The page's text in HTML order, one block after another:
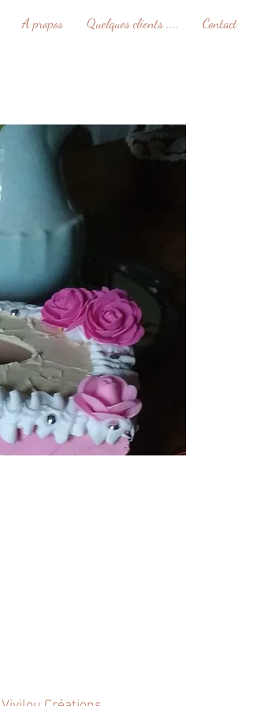
A propos Quelques clients .... Contact